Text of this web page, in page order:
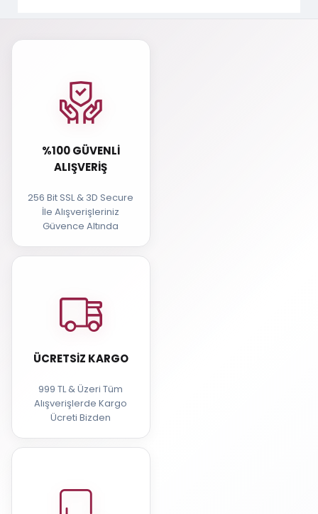
%100 GÜVENLI
ALIŞVERIŞ
256 Bit SSL & 3D Secure
İle Alışverişleriniz
Güvence Altında
ÜCRETSIZ KARGO
999 TL & Üzeri Tüm
Alışverişlerde Kargo
Ücreti Bizden